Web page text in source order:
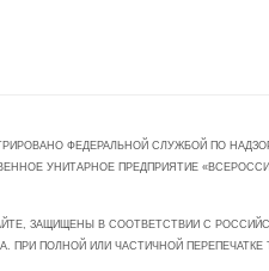
ФЕДЕРАЛЬНОЙ СЛУЖБОЙ ПО
УНИТАРНОЕ ПРЕДПРИЯТИЕ
ЗАЩИЩЕНЫ В СООТВЕТСТВИИ С
ПРИ ПОЛНОЙ ИЛИ ЧАСТИЧНОЙ